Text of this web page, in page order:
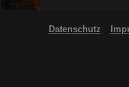
Datenschutz